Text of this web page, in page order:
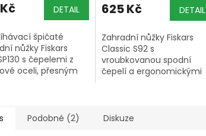
DETAIL
špičaté
nůžky Fiskars
s čepelemi z
oceli, přesným
625 Kč DETAIL
Zahradní nůžky Fiskars
Classic S92 s
vroubkovanou spodní
čepelí a ergonomickými
Podobné (2) Diskuze